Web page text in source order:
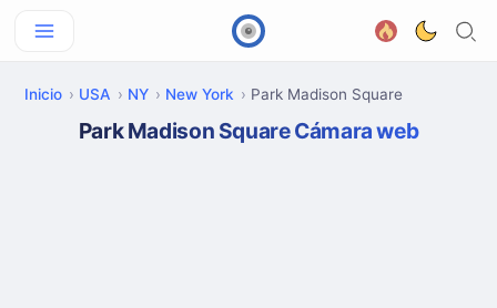
Inicio USA NY New York Park Madison Square
Park Madison Square Cámara web